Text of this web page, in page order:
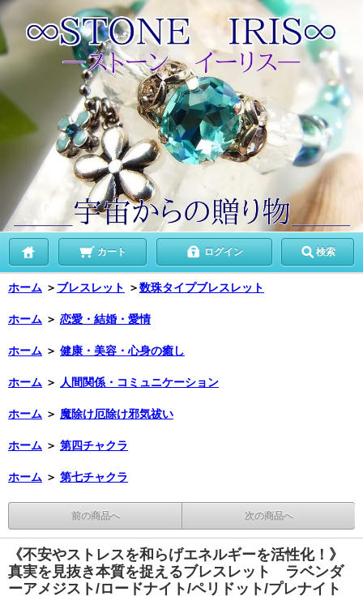
カート ログイン 検索
ホーム ＞ ブレスレット ＞数珠タイプブレスレット
ホーム ＞ 恋愛・結婚・愛情
ホーム ＞ 健康・美容・心身の癒し
ホーム ＞ 人間関係・コミュニケーション
ホーム ＞ 魔除け厄除け邪気祓い
ホーム ＞ 第四チャクラ
ホーム ＞ 第七チャクラ
前の商品へ 次の商品へ
《不安やストレスを和らげエネルギーを活性化！》
真実を見抜き本質を捉えるブレスレット ラベンダ
ーアメジスト/ロードナイト/ペリドット/プレナイト